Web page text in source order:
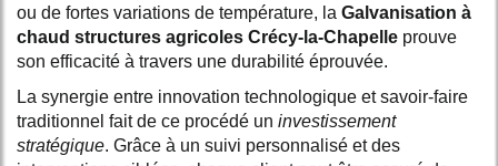
ou de fortes variations de température, la Galvanisation à
chaud structures agricoles Crécy-la-Chapelle prouve
son efficacité à travers une durabilité éprouvée.
La synergie entre innovation technologique et savoir-faire
traditionnel fait de ce procédé un investissement
stratégique. Grâce à un suivi personnalisé et des